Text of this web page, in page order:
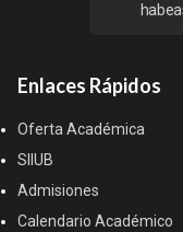
Enlaces Rápidos
Oferta Académica
SIIUB
Admisiones
Calendario Académico